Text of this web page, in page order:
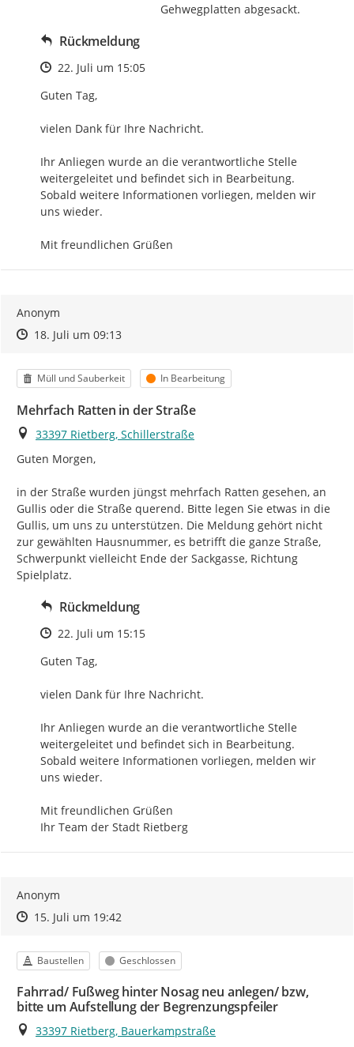
Gehwegplatten abgesackt.
Rückmeldung
Zeitpunkt des Erstellens
22. Juli um 15:05
Guten Tag,
vielen Dank für Ihre Nachricht.
Ihr Anliegen wurde an die verantwortliche Stelle
weitergeleitet und befindet sich in Bearbeitung.
Sobald weitere Informationen vorliegen, melden wir
uns wieder.
Mit freundlichen Grüßen
Anonym
Zeitpunkt des Erstellens
Zeitpunkt des Erstellens
18. Juli um 09:13Zur Äußerung
Kategorie
Müll und Sauberkeit Status
In Bearbeitung
Mehrfach Ratten in der Straße
Ort
33397 Rietberg, Schillerstraße
Guten Morgen,
in der Straße wurden jüngst mehrfach Ratten gesehen, an
Gullis oder die Straße querend. Bitte legen Sie etwas in die
Gullis, um uns zu unterstützen. Die Meldung gehört nicht
zur gewählten Hausnummer, es betrifft die ganze Straße,
Schwerpunkt vielleicht Ende der Sackgasse, Richtung
Spielplatz.
Rückmeldung
Zeitpunkt des Erstellens
22. Juli um 15:15
Guten Tag,
vielen Dank für Ihre Nachricht.
Ihr Anliegen wurde an die verantwortliche Stelle
weitergeleitet und befindet sich in Bearbeitung.
Sobald weitere Informationen vorliegen, melden wir
uns wieder.
Mit freundlichen Grüßen
Ihr Team der Stadt Rietberg
Anonym
Zeitpunkt des Erstellens
Zeitpunkt des Erstellens
15. Juli um 19:42Zur Äußerung
Kategorie
Baustellen Status
Geschlossen
Fahrrad/ Fußweg hinter Nosag neu anlegen/ bzw,
bitte um Aufstellung der Begrenzungspfeiler
Ort
33397 Rietberg, Bauerkampstraße